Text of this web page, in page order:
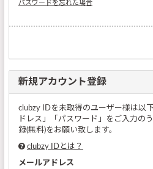
パスワードを忘れた場合
新規アカウント登録
clubzy IDを未取得のユーザー様は以
ドレス」「パスワード」をご入力の
録(無料)をお願い致します。
clubzy IDとは？
メールアドレス